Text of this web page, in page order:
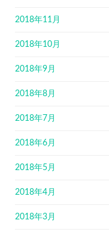
2018年11月
2018年10月
2018年9月
2018年8月
2018年7月
2018年6月
2018年5月
2018年4月
2018年3月